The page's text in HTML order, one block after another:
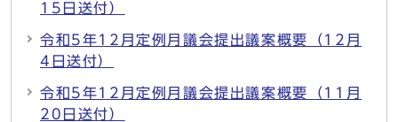
15日送付）
令和5年12月定例月議会提出議案概要（12月
4日送付）
令和5年12月定例月議会提出議案概要（11月
20日送付）